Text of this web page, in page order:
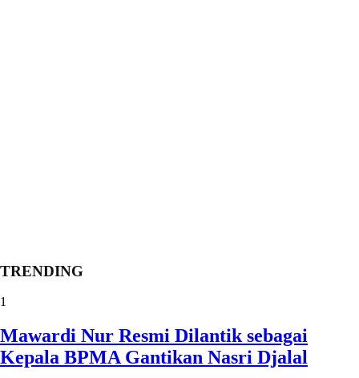
TRENDING
1
Mawardi Nur Resmi Dilantik sebagai
Kepala BPMA Gantikan Nasri Djalal